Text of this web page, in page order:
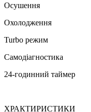
Осушення
Охолодження
Turbo режим
Самодіагностика
24-годинний таймер
ХРАКТИРИСТИКИ